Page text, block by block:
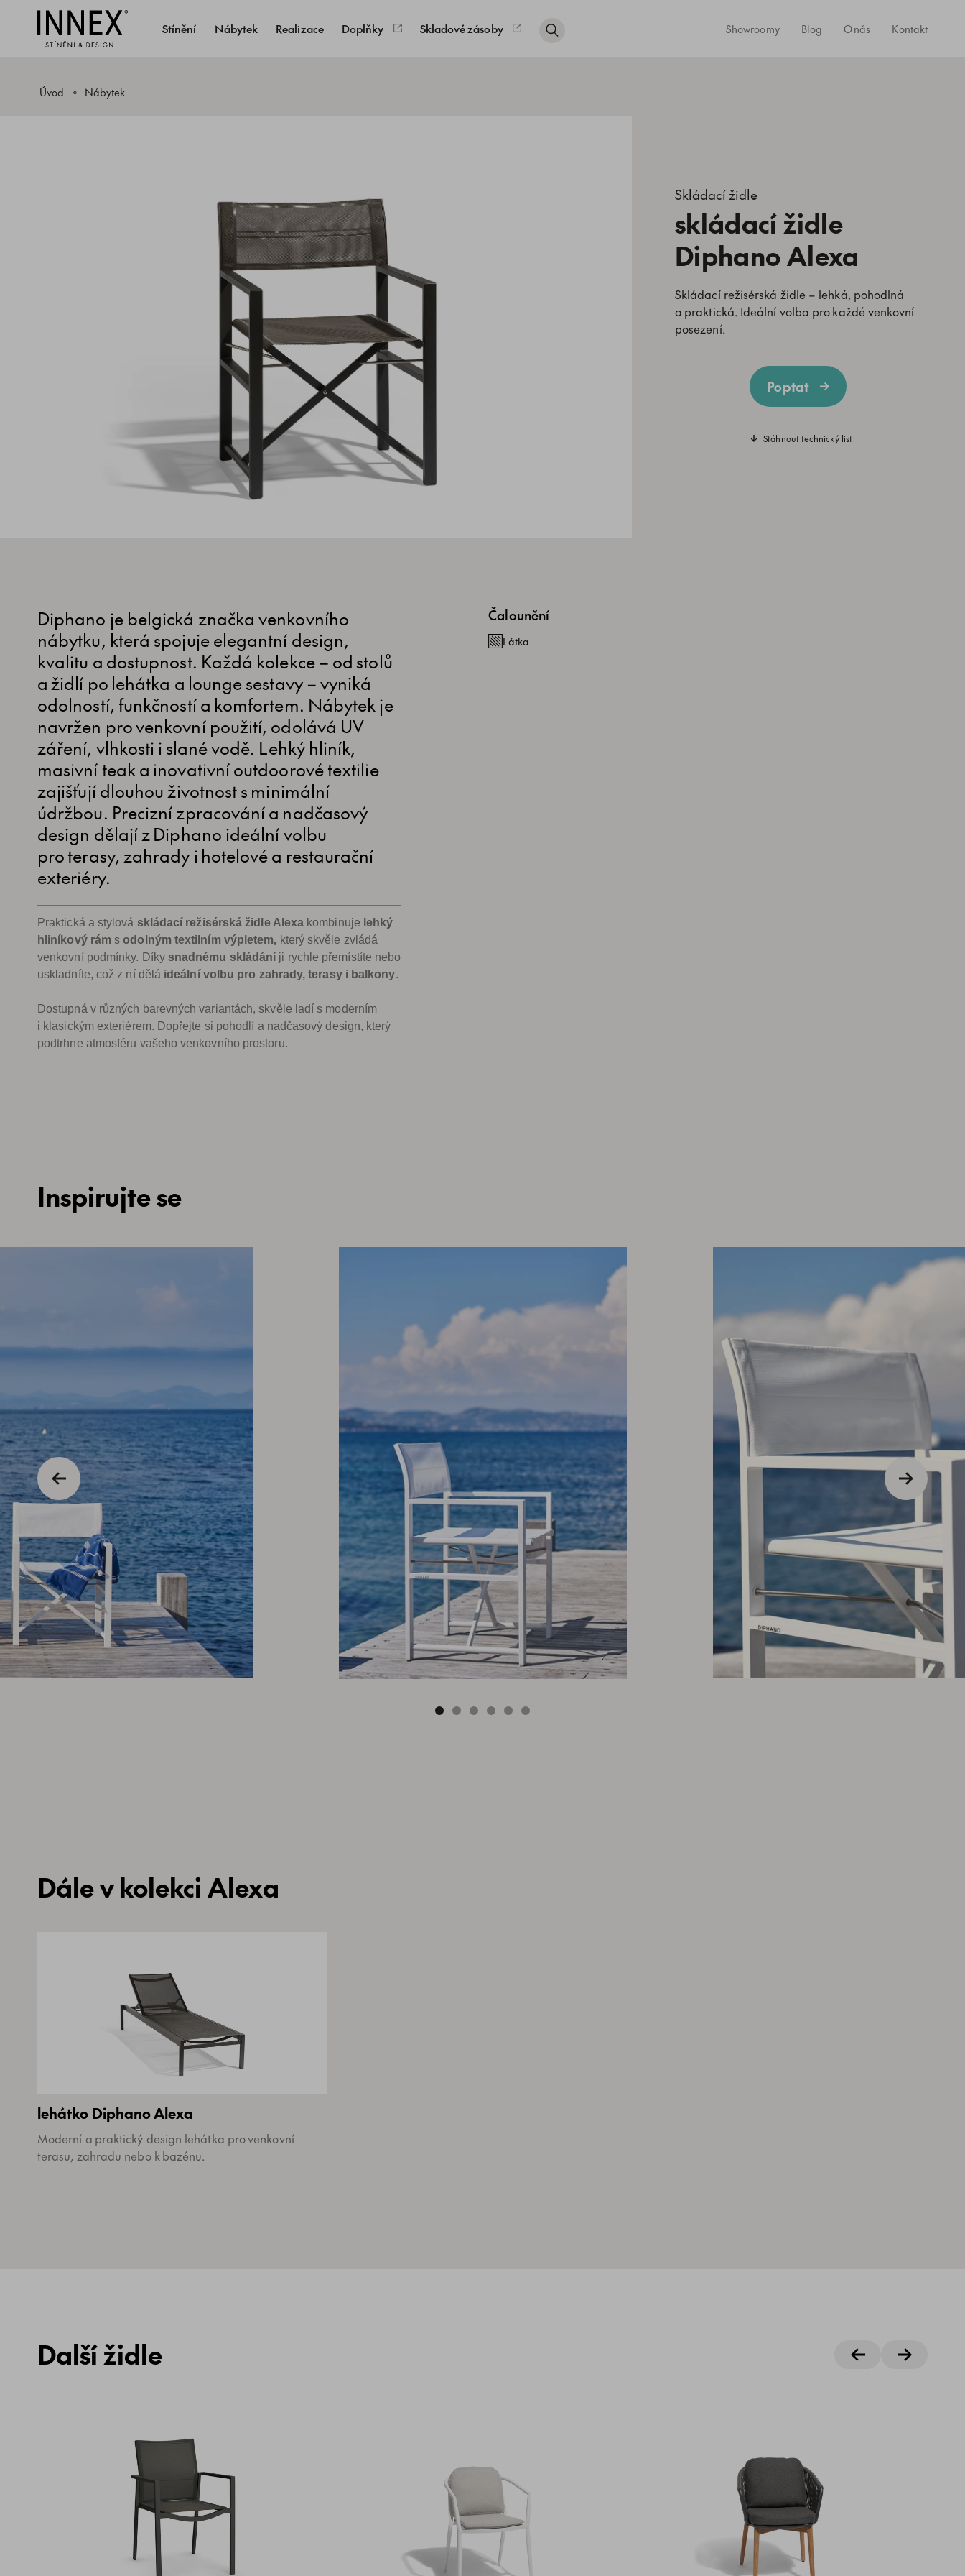
Stínění Nábytek Realizace Doplňky Skladové zásoby Showroomy Blog O nás Kontakt
Úvod Nábytek
Skládací židle
skládací židle
Diphano Alexa
Skládací režisérská židle – lehká, pohodlná
a praktická. Ideální volba pro každé venkovní
posezení.
Poptat
Stáhnout technický list
Diphano je belgická značka venkovního
nábytku, která spojuje elegantní design,
kvalitu a dostupnost. Každá kolekce – od stolů
a židlí po lehátka a lounge sestavy – vyniká
odolností, funkčností a komfortem. Nábytek je
navržen pro venkovní použití, odolává UV
záření, vlhkosti i slané vodě. Lehký hliník,
masivní teak a inovativní outdoorové textilie
zajišťují dlouhou životnost s minimální
údržbou. Precizní zpracování a nadčasový
design dělají z Diphano ideální volbu
pro terasy, zahrady i hotelové a restaurační
exteriéry.
Praktická a stylová skládací režisérská židle Alexa kombinuje lehký
hliníkový rám sodolným textilním výpletem, který skvěle zvládá
venkovní podmínky. Díky snadnému skládání ji rychle přemístíte nebo
uskladníte, což z ní dělá ideální volbu pro zahrady, terasy i balkony.
Dostupná v různých barevných variantách, skvěle ladí s moderním
i klasickým exteriérem. Dopřejte si pohodlí a nadčasový design, který
podtrhne atmosféru vašeho venkovního prostoru.
Čalounění
Látka
Inspirujte se
Dále v kolekci Alexa
lehátko Diphano Alexa
Moderní a praktický design lehátka pro venkovní
terasu, zahradu nebo k bazénu.
Další židle